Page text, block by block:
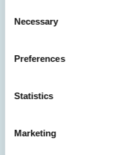
Selection
Necessary
Preferences
Statistics
Marketing